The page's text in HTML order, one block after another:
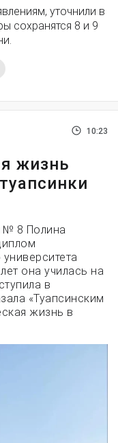
уточнили в
сохранятся 8 и 9
10:23
жизнь
№ 8 Полина
она училась на
в
«Туапсинским
жизнь в